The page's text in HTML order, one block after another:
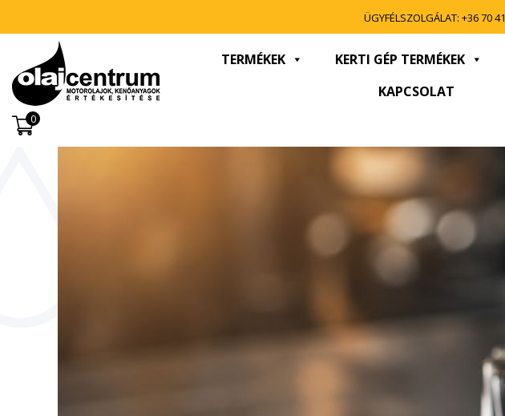
ÜGYFÉLSZOLGÁLAT: +36 70
TERMÉKEK KERTI GÉP TERMÉKEK
KAPCSOLAT
0